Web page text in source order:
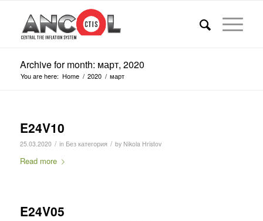
Archive for month: март, 2020
You are here: Home / 2020 / март
E24V10
25.03.2020 / in Без категория / by Nikola Hristov
Read more
E24V05